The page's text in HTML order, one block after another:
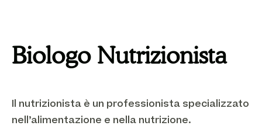
Biologo Nutrizionista
Il nutrizionista è un professionista specializzato
nell’alimentazione e nella nutrizione.